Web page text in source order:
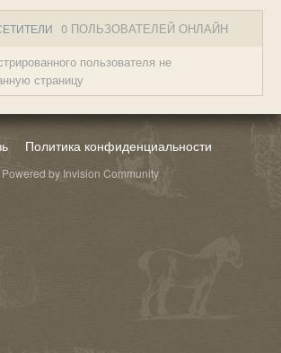
0 ПОЛЬЗОВАТЕЛЕЙ ОНЛАЙН
пользователя не
страницу
Политика конфиденциальности
Powered by Invision Community